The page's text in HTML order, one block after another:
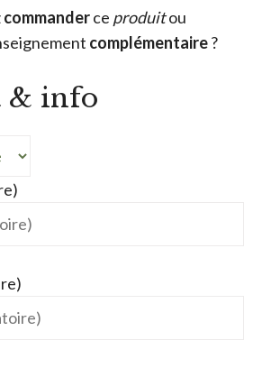
commanderce produitou
complémentaire?
& info